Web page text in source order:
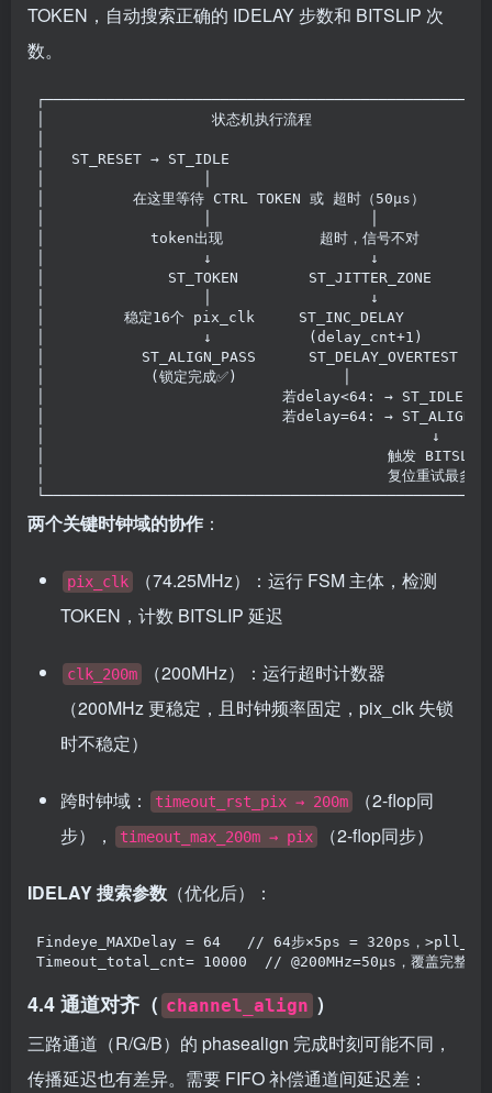
TOKEN，自动搜索正确的 IDELAY 步数和 BITSLIP 次
数。
│                   状态机执行流程
│   ST_RESET → ST_IDLE
│          在这里等待 CTRL TOKEN 或 超时（50μs）
│            token出现           超时，信号不对
│                  ↓                  ↓
│              ST_TOKEN        ST_JITTER_ZONE
│                  │                  ↓
│         稳定16个 pix_clk     ST_INC_DELAY
│                  ↓           (delay_cnt+1)
│           ST_ALIGN_PASS      ST_DELAY_OVERTEST
│            (锁定完成✅)            │
│                           若delay<64: → ST_IDLE 重
│                           若delay=64: →
│                                            ↓
│                                       触发
│                                       复位重试最多10
两个关键时钟域的协作 ：
pix_clk
（74.25MHz）：运行 FSM 主体，检测
TOKEN，计数 BITSLIP 延迟
clk_200m
（200MHz）：运行超时计数器
（200MHz 更稳定，且时钟频率固定，pix_clk 失锁
时不稳定）
跨时钟域： timeout_rst_pix → 200m
（2-flop同
步），
timeout_max_200m → pix （2-flop同步）
IDELAY 搜索参数 （优化后）：
Findeye_MAXDelay = 64   // 64步×5ps = 320ps，>pll_5x
Timeout_total_cnt= 10000  // @200MHz=50μs，覆盖完整
4.4 通道对齐（ channel_align ）
三路通道（R/G/B）的 phasealign 完成时刻可能不同，
传播延迟也有差异。需要 FIFO 补偿通道间延迟差：